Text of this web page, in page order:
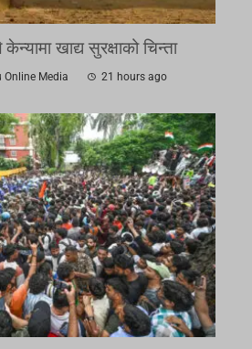
केन्यामा खाद्य सुरक्षाको चिन्ता
Media 21 hours ago